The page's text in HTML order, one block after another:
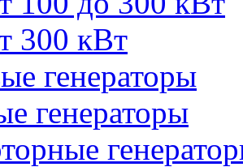
300 кВт
генераторы
генераторы